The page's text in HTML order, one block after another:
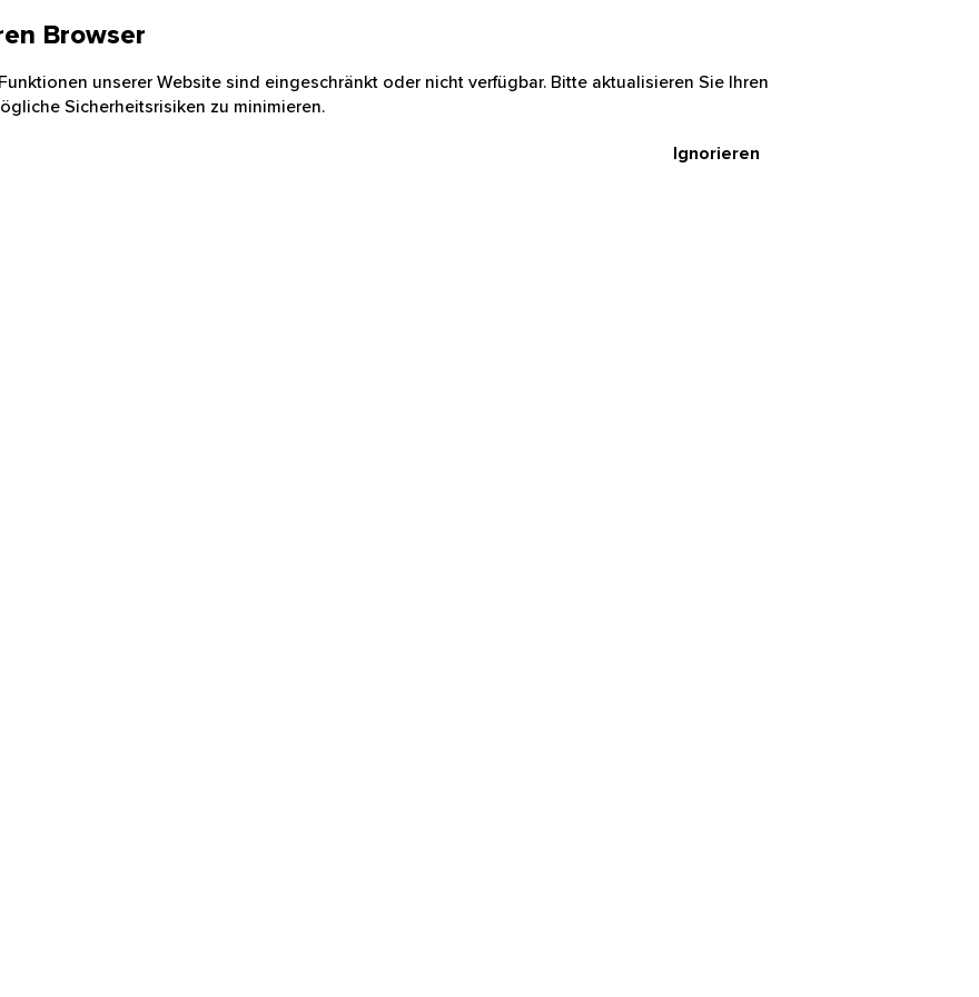
Browser
unserer Website sind eingeschränkt oder nicht verfügbar. Bitte aktualisieren Sie Ihren
Sicherheitsrisiken zu minimieren.
Ignorieren